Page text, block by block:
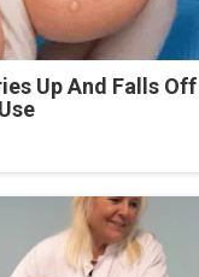
Up And Falls